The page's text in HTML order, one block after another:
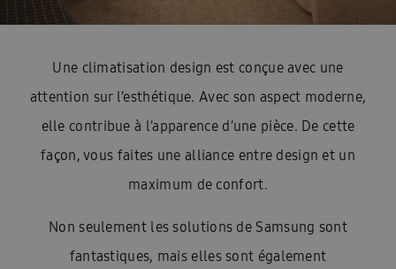
Une climatisation design est conçue avec une
attention sur l’esthétique. Avec son aspect moderne,
elle contribue à l’apparence d’une pièce. De cette
façon, vous faites une alliance entre design et un
maximum de confort.
Non seulement les solutions de Samsung sont
fantastiques, mais elles sont également